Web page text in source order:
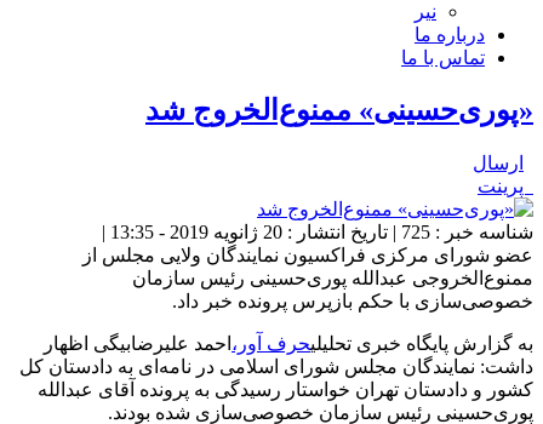
نیر
درباره ما
تماس با ما
«پوری‌حسینی» ممنوع‌الخروج شد
ارسال
پرینت
شناسه خبر : 725 | تاریخ انتشار : 20 ژانویه 2019 - 13:35 |
عضو شورای مرکزی فراکسیون نمایندگان ولایی مجلس از
ممنوع‌الخروجی عبدالله پوری‌حسینی رئیس سازمان
خصوصی‌سازی با حکم بازپرس پرونده خبر داد.
به گزارش پایگاه خبری تحلیلیحرف آور، احمد علیرضابیگی اظهار
داشت: نمایندگان مجلس شورای اسلامی در نامه‌ای به دادستان کل
کشور و دادستان تهران خواستار رسیدگی به پرونده آقای عبدالله
پوری‌حسینی رئیس سازمان خصوصی‌سازی شده بودند.